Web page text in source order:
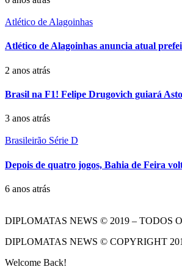
Atlético de Alagoinhas
Atlético de Alagoinhas anuncia atual
2 anos atrás
Brasil na F1! Felipe Drugovich guiará
3 anos atrás
Brasileirão Série D
Depois de quatro jogos, Bahia de Feira
6 anos atrás
DIPLOMATAS NEWS © 2019 – TODOS
DIPLOMATAS NEWS © COPYRIGHT
Welcome Back!